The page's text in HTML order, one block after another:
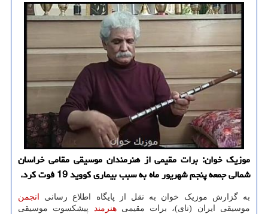
موزیک خوان: برات مقیمی از هنرمندان موسیقی مقامی خراسان
شمالی جمعه پنجم شهریور ماه به سبب بیماری کووید 19 فوت کرد.
به گزارش موزیک خوان به نقل از پایگاه اطلاع رسانی انجمن
موسیقی ایران (نای)، برات مقیمیهنرمند
پیشکسوت موسیقی